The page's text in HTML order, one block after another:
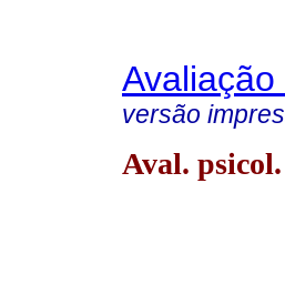
versão
Aval.